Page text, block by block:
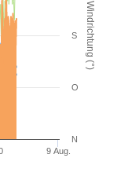
Windrichtung (°)
9 Aug.
N
O
S